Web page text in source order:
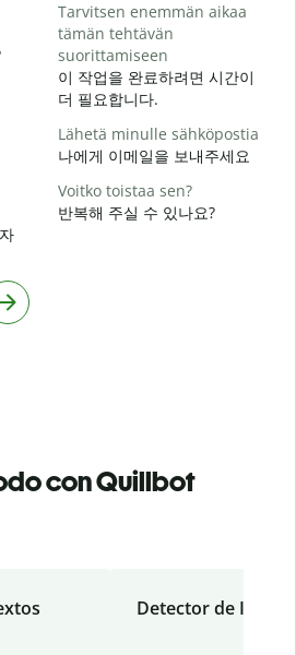
Tarvitsen enemmän aikaa
tämän tehtävän
suorittamiseen
이 작업을 완료하려면 시간이
더 필요합니다.
Lähetä minulle sähköpostia
나에게 이메일을 보내주세요
Voitko toistaa sen?
반복해 주실 수 있나요?
con Quillbot
Detector de IA